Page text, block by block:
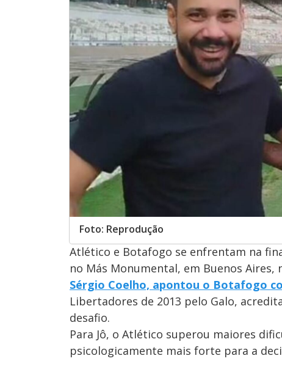
Foto: Reprodução
Atlético e Botafogo se enfrentam na
no Más Monumental, em Buenos Aires,
Sérgio Coelho, apontou o Botafogo
Libertadores de 2013 pelo Galo,
desafio.
Para Jô, o Atlético superou maiores
psicologicamente mais forte para a